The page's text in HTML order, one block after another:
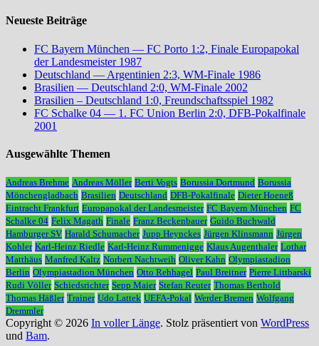
Neueste Beiträge
FC Bayern München — FC Porto 1:2, Finale Europapokal
der Landesmeister 1987
Deutschland — Argentinien 2:3, WM-Finale 1986
Brasilien — Deutschland 2:0, WM-Finale 2002
Brasilien – Deutschland 1:0, Freundschaftsspiel 1982
FC Schalke 04 — 1. FC Union Berlin 2:0, DFB-Pokalfinale
2001
Ausgewählte Themen
Andreas Brehme Andreas Möller Berti Vogts Borussia Dortmund Borussia
Mönchengladbach Brasilien Deutschland DFB-Pokalfinale Dieter Hoeneß
Eintracht Frankfurt Europapokal der Landesmeister FC Bayern München FC
Schalke 04 Felix Magath Finale Franz Beckenbauer Guido Buchwald
Hamburger SV Harald Schumacher Jupp Heynckes Jürgen Klinsmann Jürgen
Kohler Karl-Heinz Riedle Karl-Heinz Rummenigge Klaus Augenthaler Lothar
Matthäus Manfred Kaltz Norbert Nachtweih Oliver Kahn Olympiastadion
Berlin Olympiastadion München Otto Rehhagel Paul Breitner Pierre Littbarski
Rudi Völler Schiedsrichter Sepp Maier Stefan Reuter Thomas Berthold
Thomas Häßler Trainer Udo Lattek UEFA-Pokal Werder Bremen Wolfgang
Dremmler
Copyright © 2026 In voller Länge. Stolz präsentiert von WordPress
und Bam.